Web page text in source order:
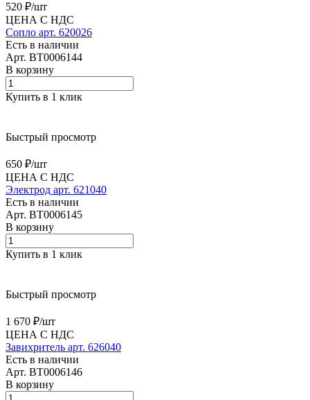
520 ₽/шт
ЦЕНА С НДС
Сопло арт. 620026
Есть в наличии
Арт. BT0006144
В корзину
Купить в 1 клик
Быстрый просмотр
650 ₽/шт
ЦЕНА С НДС
Электрод арт. 621040
Есть в наличии
Арт. BT0006145
В корзину
Купить в 1 клик
Быстрый просмотр
1 670 ₽/шт
ЦЕНА С НДС
Завихритель арт. 626040
Есть в наличии
Арт. BT0006146
В корзину